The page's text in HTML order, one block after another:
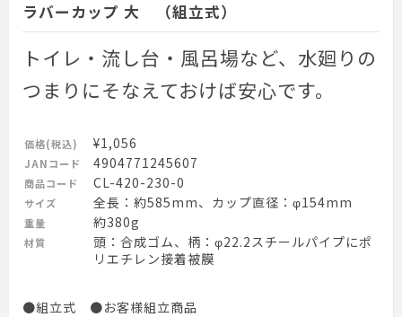
ラバーカップ 大 （組立式）
トイレ・流し台・風呂場など、水廻りの
つまりにそなえておけば安心です。
価格(税込) ¥1,056
JANコード 4904771245607
商品コード CL-420-230-0
サイズ 全長：約585mm、カップ直径：φ154mm
重量 約380g
材質
頭：合成ゴム、柄：φ22.2スチールパイプにポ
リエチレン接着被膜
●組立式 ●お客様組立商品